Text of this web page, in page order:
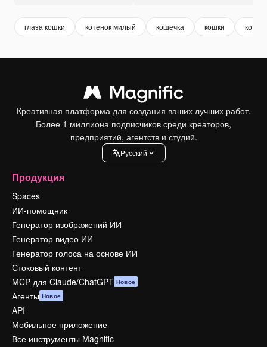
глаза кошки котенок милый кошечка кошки коты
Креативная платформа для создания ваших лучших работ.
Более 1 миллиона подписчиков среди креаторов,
предприятий, агентств и студий.
Pусский
Продукция
Spaces
ИИ-помощник
Генератор изображений ИИ
Генератор видео ИИ
Генератор голоса на основе ИИ
Стоковый контент
MCP для Claude/ChatGPT Новое
Агенты Новое
API
Мобильное приложение
Все инструменты Magnific